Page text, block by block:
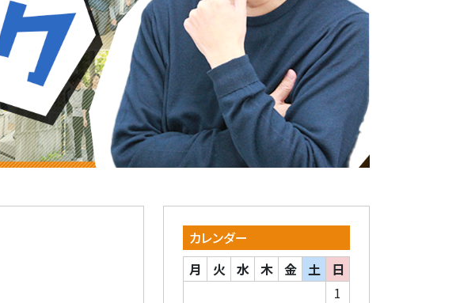
カレンダー
月 火 水 木 金 土
日
1